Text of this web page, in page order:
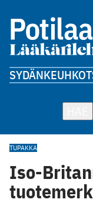
SYDÄNKEUHKOT
TUPAKKA
Iso-